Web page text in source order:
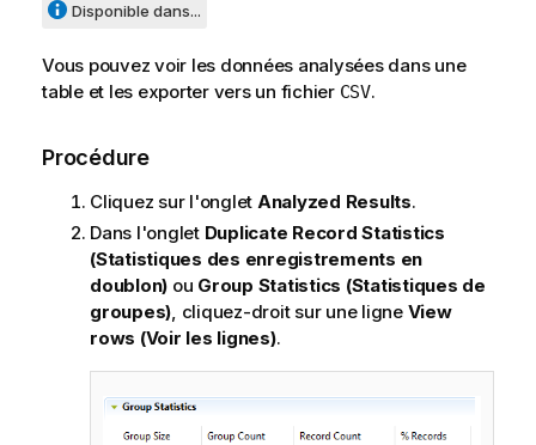
Disponible dans...
Vous pouvez voir les données analysées dans une
table et les exporter vers un fichier CSV.
Procédure
Cliquez sur l'onglet Analyzed Results.
Dans l'onglet Duplicate Record Statistics
(Statistiques des enregistrements en
doublon) ou Group Statistics (Statistiques de
groupes), cliquez-droit sur une ligne View
rows (Voir les lignes).